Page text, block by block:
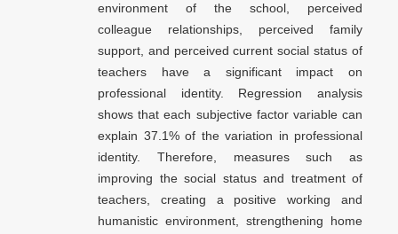
environment of the school, perceived
colleague relationships, perceived family
support, and perceived current social status of
teachers have a significant impact on
professional identity. Regression analysis
shows that each subjective factor variable can
explain 37.1% of the variation in professional
identity. Therefore, measures such as
improving the social status and treatment of
teachers, creating a positive working and
humanistic environment, strengthening home